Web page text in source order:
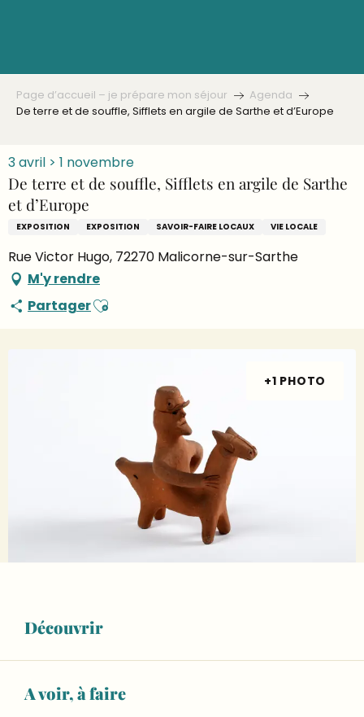
Découvrir
A voir, à faire
Page d’accueil – je prépare mon séjour
Agenda
De terre et de souffle, Sifflets en argile de Sarthe et d’Europe
3 avril > 1 novembre
De terre et de souffle, Sifflets en argile de Sarthe
et d’Europe
EXPOSITION EXPOSITION SAVOIR-FAIRE LOCAUX VIE LOCALE
Rue Victor Hugo, 72270 Malicorne-sur-Sarthe
M'y rendre
PartagerAjouter aux favoris
+1 PHOTO
A lieu aujourd'hui
dans 9 minutes